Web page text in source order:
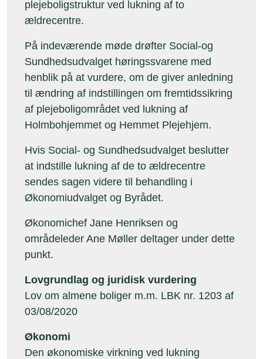
plejeboligstruktur ved lukning af to
ældrecentre.
På indeværende møde drøfter Social-og
Sundhedsudvalget høringssvarene med
henblik på at vurdere, om de giver anledning
til ændring af indstillingen om fremtidssikring
af plejeboligområdet ved lukning af
Holmbohjemmet og Hemmet Plejehjem.
Hvis Social- og Sundhedsudvalget beslutter
at indstille lukning af de to ældrecentre
sendes sagen videre til behandling i
Økonomiudvalget og Byrådet.
Økonomichef Jane Henriksen og
områdeleder Ane Møller deltager under dette
punkt.
Lovgrundlag og juridisk vurdering
Lov om almene boliger m.m. LBK nr. 1203 af
03/08/2020
Økonomi
Den økonomiske virkning ved lukning